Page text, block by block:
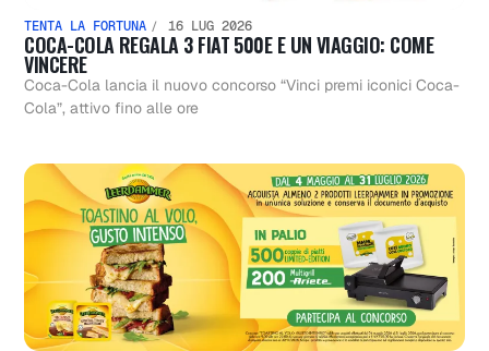
TENTA LA FORTUNA 16 LUG 2026
COCA-COLA REGALA 3 FIAT 500E E UN VIAGGIO: COME
VINCERE
Coca-Cola lancia il nuovo concorso “Vinci premi iconici Coca-
Cola”, attivo fino alle ore